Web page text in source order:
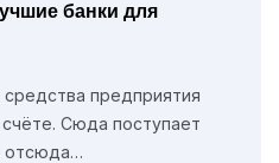
банки для
предприятия
Сюда поступает
отсюда…